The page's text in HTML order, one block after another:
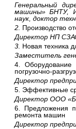
Генеральный
машины» БНТУ,
наук, доктор
2. Производство
Директор НП
3. Новая техника
Заместитель
4.
погрузочно-
Директор
5. Эффективные
Директор ООО
6. Предложения
ремонта машин
Директор